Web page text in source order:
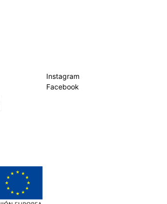
Instagram
Facebook